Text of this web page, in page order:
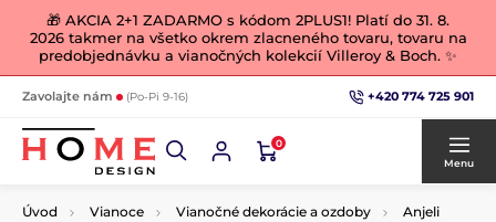
🎁 AKCIA 2+1 ZADARMO s kódom 2PLUS1! Platí do 31. 8.
2026 takmer na všetko okrem zlacneného tovaru, tovaru na
predobjednávku a vianočných kolekcií Villeroy & Boch. ✨
Zavolajte nám (Po-Pi 9-16) +420 774 725 901
0
Menu
Úvod Vianoce Vianočné dekorácie a ozdoby Anjeli